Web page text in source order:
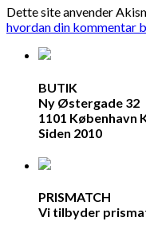
Dette site anvender
hvordan din kommentar
BUTIK
Ny Østergade 32
1101 København
Siden 2010
PRISMATCH
Vi tilbyder